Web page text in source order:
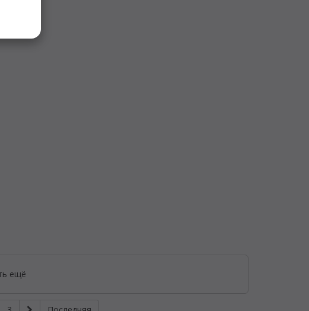
ещё